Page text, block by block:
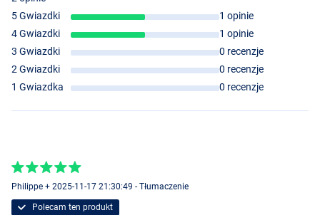
5 Gwiazdki
1 opinie
4 Gwiazdki
1 opinie
3 Gwiazdki
0 recenzje
2 Gwiazdki
0 recenzje
1 Gwiazdka
0 recenzje
Philippe + 2025-11-17 21:30:49 - Tłumaczenie
Polecam ten produkt